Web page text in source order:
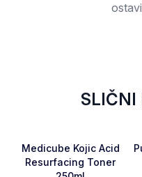
SLIČNI
Medicube Kojic Acid
Resurfacing Toner